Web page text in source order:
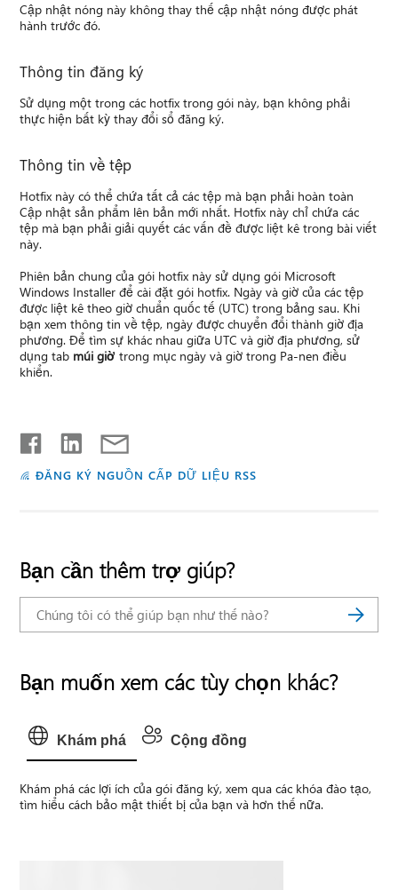
Cập nhật nóng này không thay thế cập nhật nóng được phát
hành trước đó.
Thông tin đăng ký
Sử dụng một trong các hotfix trong gói này, bạn không phải
thực hiện bất kỳ thay đổi sổ đăng ký.
Thông tin về tệp
Hotfix này có thể chứa tất cả các tệp mà bạn phải hoàn toàn
Cập nhật sản phẩm lên bản mới nhất. Hotfix này chỉ chứa các
tệp mà bạn phải giải quyết các vấn đề được liệt kê trong bài viết
này.
Phiên bản chung của gói hotfix này sử dụng gói Microsoft
Windows Installer để cài đặt gói hotfix. Ngày và giờ của các tệp
được liệt kê theo giờ chuẩn quốc tế (UTC) trong bảng sau. Khi
bạn xem thông tin về tệp, ngày được chuyển đổi thành giờ địa
phương. Để tìm sự khác nhau giữa UTC và giờ địa phương, sử
dụng tab múi giờ trong mục ngày và giờ trong Pa-nen điều
khiển.
ĐĂNG KÝ NGUỒN CẤP DỮ LIỆU RSS
Bạn cần thêm trợ giúp?
Bạn muốn xem các tùy chọn khác?
Khám phá Cộng đồng
Khám phá các lợi ích của gói đăng ký, xem qua các khóa đào tạo,
tìm hiểu cách bảo mật thiết bị của bạn và hơn thế nữa.